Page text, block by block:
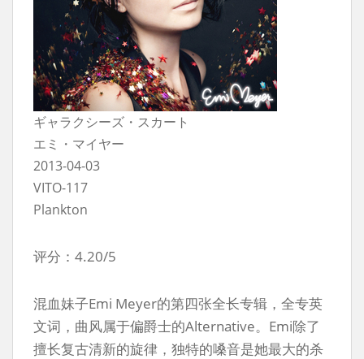
ギャラクシーズ・スカート
エミ・マイヤー
2013-04-03
VITO-117
Plankton
评分：4.20/5
混血妹子Emi Meyer的第四张全长专辑，全专英
文词，曲风属于偏爵士的Alternative。Emi除了
擅长复古清新的旋律，独特的嗓音是她最大的杀